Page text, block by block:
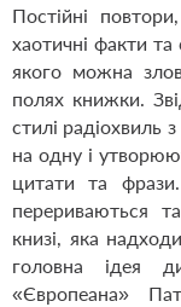
Постійні
хаотичні факти та
якого можна
полях книжки.
стилі радіохвиль
на одну і
цитати та
перериваються
книзі, яка
головна ідея
«Європеана»